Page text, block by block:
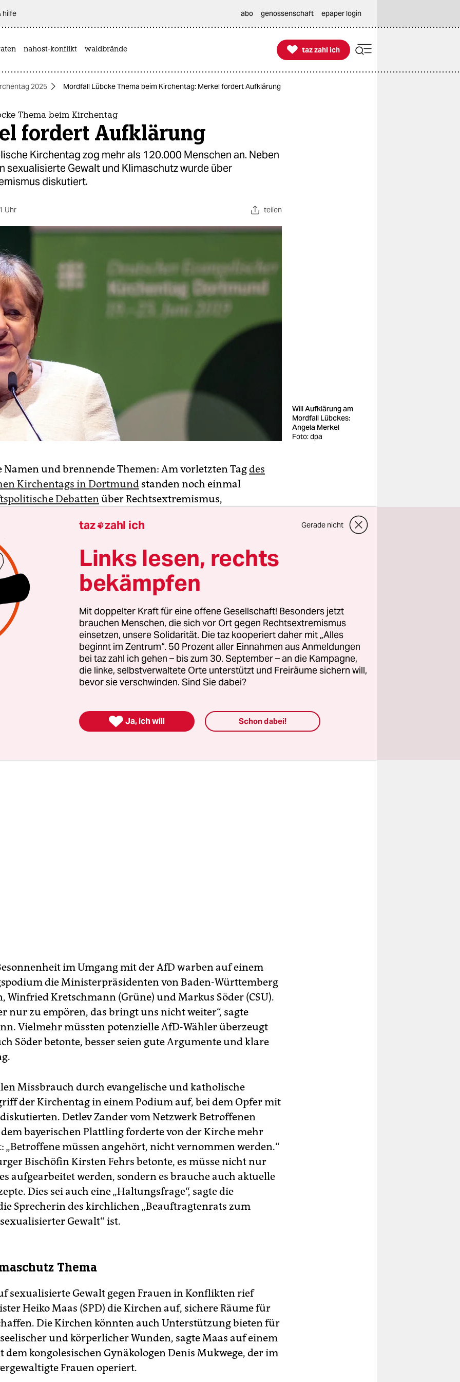
hilfe abo genossenschaft epaper login
nahost-konflikt waldbrände 
taz zahl ich
taz zahl ich
2025 Mordfall Lübcke Thema beim Kirchentag: Merkel fordert Aufklärung
Thema beim Kirchentag
fordert Aufklärung
Kirchentag zog mehr als 120.000 Menschen an. Neben
sexualisierte Gewalt und Klimaschutz wurde über
diskutiert.
Uhr teilen
Will Aufklärung am
Mordfall Lübckes:
Angela Merkel
Foto: dpa
Namen und brennende Themen: Am vorletzten Tagdes
Kirchentags in Dortmund standen noch einmal
Debattenüber Rechtsextremismus,
(CDU) forderte auf dem Protestantentreffen am
umfassende Aufklärung der Ermordung des Kasseler
Walter Lübcke. Auf einem Podium über
trafen Betroffenenvertreter auf prominente
An diesem Sonntag ging der Kirchentag mit zwei großen
zu Ende.
den Zuhörern bejubelten Rede forderte Merkel, mögliche
der Ermordung von Lübcke zur rechtsterroristischen
aufzuklären. Die Kanzlerin erinnerte an das Versagen der
der NSU-Mordserie und die Versprechen von
nach Verbindungen schaue, „haben wir einen
Verlust der Glaubwürdigkeit“, sagte Merkel. Am Freitag
im Umgang mit der AfD warben auf einem
die Ministerpräsidenten von Baden-Württemberg
Winfried Kretschmann (Grüne) und Markus Söder (CSU).
nur zu empören, das bringt uns nicht weiter“, sagte
Vielmehr müssten potenzielle AfD-Wähler überzeugt
Söder betonte, besser seien gute Argumente und klare
Missbrauch durch evangelische und katholische
der Kirchentag in einem Podium auf, bei dem Opfer mit
Detlev Zander vom Netzwerk Betroffenen
bayerischen Plattling forderte von der Kirche mehr
„Betroffene müssen angehört, nicht vernommen werden.“
Bischöfin Kirsten Fehrs betonte, es müsse nicht nur
aufgearbeitet werden, sondern es brauche auch aktuelle
Dies sei auch eine „Haltungsfrage“, sagte die
Sprecherin des kirchlichen „Beauftragtenrats zum
Gewalt“ ist.
Thema
sexualisierte Gewalt gegen Frauen in Konflikten rief
Heiko Maas (SPD) die Kirchen auf, sichere Räume für
Die Kirchen könnten auch Unterstützung bieten für
und körperlicher Wunden, sagte Maas auf einem
dem kongolesischen Gynäkologen Denis Mukwege, der im
Frauen operiert.
taz zahl ich Gerade nicht
Links lesen, rechts
bekämpfen
Mit doppelter Kraft für eine offene Gesellschaft! Besonders jetzt
brauchen Menschen, die sich vor Ort gegen Rechtsextremismus
einsetzen, unsere Solidarität. Die taz kooperiert daher mit „Alles
beginnt im Zentrum“. 50 Prozent aller Einnahmen aus Anmeldungen
bei taz zahl ich gehen – bis zum 30. September – an die Kampagne,
die linke, selbstverwaltete Orte unterstützt und Freiräume sichern will,
bevor sie verschwinden. Sind Sie dabei?
 Ja, ich will Schon dabei!